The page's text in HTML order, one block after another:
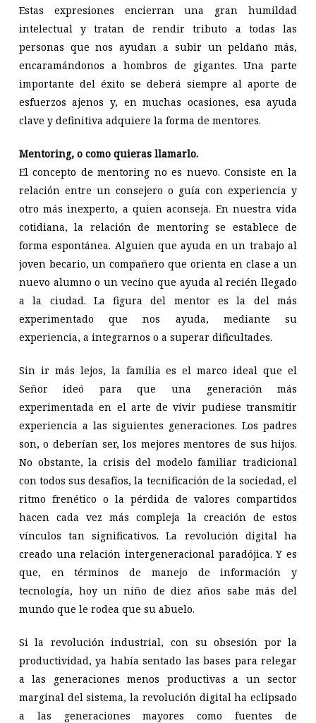
Estas expresiones encierran una gran humildad
intelectual y tratan de rendir tributo a todas las
personas que nos ayudan a subir un peldaño más,
encaramándonos a hombros de gigantes. Una parte
importante del éxito se deberá siempre al aporte de
esfuerzos ajenos y, en muchas ocasiones, esa ayuda
clave y definitiva adquiere la forma de mentores.
Mentoring, o como quieras llamarlo.
El concepto de mentoring no es nuevo. Consiste en la
relación entre un consejero o guía con experiencia y
otro más inexperto, a quien aconseja. En nuestra vida
cotidiana, la relación de mentoring se establece de
forma espontánea. Alguien que ayuda en un trabajo al
joven becario, un compañero que orienta en clase a un
nuevo alumno o un vecino que ayuda al recién llegado
a la ciudad. La figura del mentor es la del más
experimentado que nos ayuda, mediante su
experiencia, a integrarnos o a superar dificultades.
Sin ir más lejos, la familia es el marco ideal que el
Señor ideó para que una generación más
experimentada en el arte de vivir pudiese transmitir
experiencia a las siguientes generaciones. Los padres
son, o deberían ser, los mejores mentores de sus hijos.
No obstante, la crisis del modelo familiar tradicional
con todos sus desafíos, la tecnificación de la sociedad, el
ritmo frenético o la pérdida de valores compartidos
hacen cada vez más compleja la creación de estos
vínculos tan significativos. La revolución digital ha
creado una relación intergeneracional paradójica. Y es
que, en términos de manejo de información y
tecnología, hoy un niño de diez años sabe más del
mundo que le rodea que su abuelo.
Si la revolución industrial, con su obsesión por la
productividad, ya había sentado las bases para relegar
a las generaciones menos productivas a un sector
marginal del sistema, la revolución digital ha eclipsado
a las generaciones mayores como fuentes de